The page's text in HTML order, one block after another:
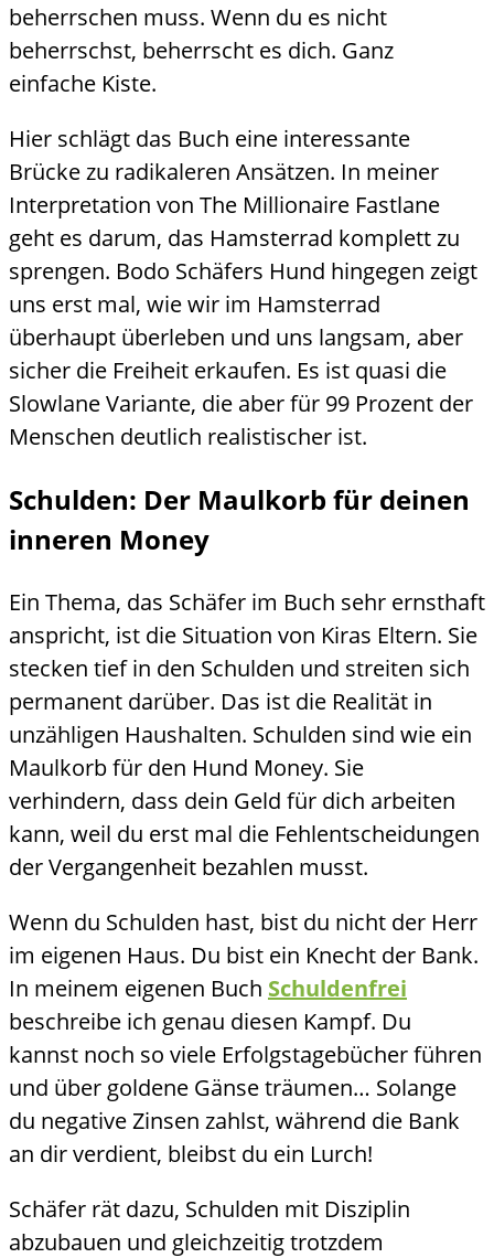
beherrschen muss. Wenn du es nicht
beherrschst, beherrscht es dich. Ganz
einfache Kiste.
Hier schlägt das Buch eine interessante
Brücke zu radikaleren Ansätzen. In meiner
Interpretation von The Millionaire Fastlane
geht es darum, das Hamsterrad komplett zu
sprengen. Bodo Schäfers Hund hingegen zeigt
uns erst mal, wie wir im Hamsterrad
überhaupt überleben und uns langsam, aber
sicher die Freiheit erkaufen. Es ist quasi die
Slowlane Variante, die aber für 99 Prozent der
Menschen deutlich realistischer ist.
Schulden: Der Maulkorb für deinen
inneren Money
Ein Thema, das Schäfer im Buch sehr ernsthaft
anspricht, ist die Situation von Kiras Eltern. Sie
stecken tief in den Schulden und streiten sich
permanent darüber. Das ist die Realität in
unzähligen Haushalten. Schulden sind wie ein
Maulkorb für den Hund Money. Sie
verhindern, dass dein Geld für dich arbeiten
kann, weil du erst mal die Fehlentscheidungen
der Vergangenheit bezahlen musst.
Wenn du Schulden hast, bist du nicht der Herr
im eigenen Haus. Du bist ein Knecht der Bank.
In meinem eigenen Buch Schuldenfrei
beschreibe ich genau diesen Kampf. Du
kannst noch so viele Erfolgstagebücher führen
und über goldene Gänse träumen… Solange
du negative Zinsen zahlst, während die Bank
an dir verdient, bleibst du ein Lurch!
Schäfer rät dazu, Schulden mit Disziplin
abzubauen und gleichzeitig trotzdem